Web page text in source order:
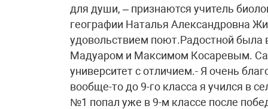
для души, – признаются учитель
географии Наталья Александровна
удовольствием поют.Радостной
Мадуаром и Максимом Косаревым.
университет с отличием.- Я очень
вообще-то до 9-го класса я учился в
№1 попал уже в 9-м классе после